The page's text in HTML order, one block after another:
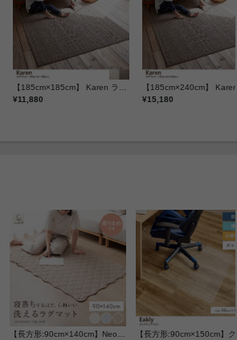
¥11,880
¥15,180